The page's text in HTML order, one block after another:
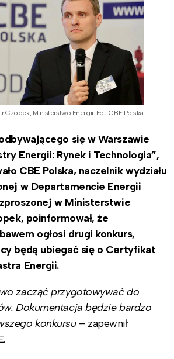
Czopek, Ministerstwo Energii. Fot. CBE Polska
się w Warszawie
Energii: Rynek i Technologia”,
CBE Polska, naczelnik wydziału
w Departamencie Energii
w Ministerstwie
poinformował, że
ogłosi drugi konkurs,
będą ubiegać się o Certyfikat
Energii.
zacząć przygotowywać do
Dokumentacja będzie bardzo
konkursu – zapewnił